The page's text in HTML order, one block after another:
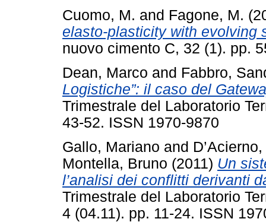
Cuomo, M. and Fagone, M.
elasto-plasticity with evolving
nuovo cimento C, 32 (1). pp.
Dean, Marco and Fabbro,
Logistiche”: il caso del
Trimestrale del Laboratorio
43-52. ISSN 1970-9870
Gallo, Mariano and
Montella, Bruno (2011) Un
l’analisi dei conflitti derivanti
Trimestrale del Laboratorio
4 (04.11). pp. 11-24. ISSN